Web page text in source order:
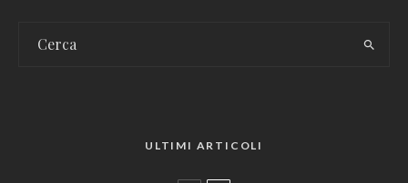
ULTIMI ARTICOLI